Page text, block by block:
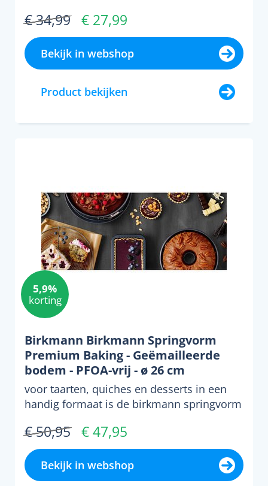
€ 34,99 € 27,99
Bekijk in webshop
Product bekijken
5,9%
korting
Birkmann Birkmann Springvorm
Premium Baking - Geëmailleerde
bodem - PFOA-vrij - ø 26 cm
voor taarten, quiches en desserts in een
handig formaat is de birkmann springvorm
€ 50,95 € 47,95
Bekijk in webshop